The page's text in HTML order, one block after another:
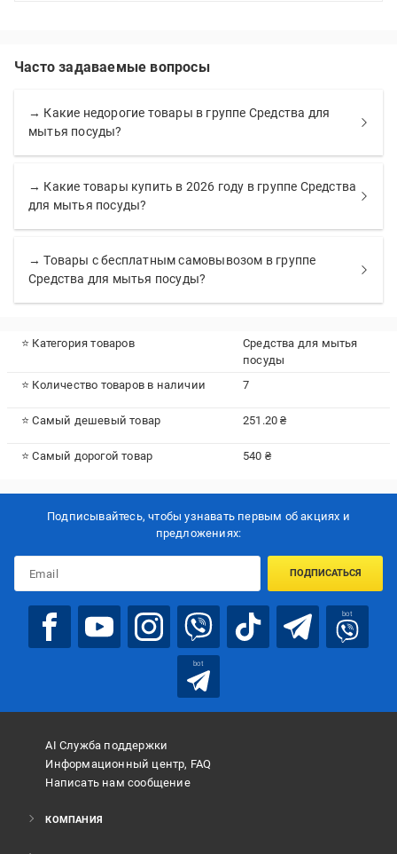
Часто задаваемые вопросы
→ Какие недорогие товары в группе Средства для
мытья посуды?
→ Какие товары купить в 2026 году в группе Средства
для мытья посуды?
→ Товары с бесплатным самовывозом в группе
Средства для мытья посуды?
⭐ Категория товаров
Средства для мытья
посуды
⭐ Количество товаров в наличии
7
⭐ Самый дешевый товар 251.20 ₴
⭐ Самый дорогой товар 540 ₴
Подписывайтесь, чтобы узнавать первым об акцияx и
предложениях:
ПОДПИСАТЬСЯ
bot
bot
AI Служба поддержки
Информационный центр, FAQ
Написать нам сообщение
КОМПАНИЯ